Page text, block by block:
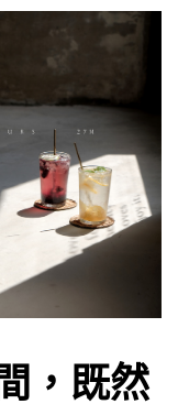
，既然